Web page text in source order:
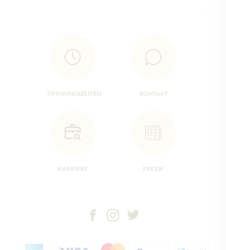
ÖFFNUNGSZEITEN KONTAKT
KARRIERE PRESSE